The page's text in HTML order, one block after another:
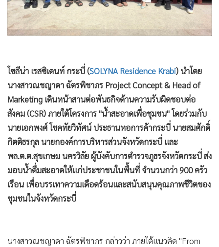
• เศรษฐกิจ-ธุรกิจ
• จีน
• ชุมชน-คุณภาพชีวิต
• Motoring
• เกม
• วิทยาศาสตร์
• SMEs
• หุ้น
• อินโดจีน
• กองทุนรวม
• Celeb Online
• Factcheck
• ญี่ปุ่น
โซลีน่า เรสซิเดนท์ กระบี่ (SOLYNA Residence Krabi) นำโดย
นางสาวณชญาดา ฉัตรพิชาภร Project Concept & Head of
Marketing เดินหน้าสานต่อพันธกิจด้านความรับผิดชอบต่อ
สังคม (CSR) ภายใต้โครงการ "น้ำสะอาดเพื่อชุมชน" โดยร่วมกับ
นายเอกพงศ์ โชคทัยวิทัศน์ ประธานหอการค้ากระบี่ นายสมศักดิ์
กิตติธรกุล นายกองค์การบริหารส่วนจังหวัดกระบี่ และ
พล.ต.ต.สุขเกษม นครวิลัย ผู้บังคับการตำรวจภูธรจังหวัดกระบี่ ส่ง
มอบน้ำดื่มสะอาดให้แก่ประชาชนในพื้นที่ จำนวนกว่า 900 ครัว
เรือน เพื่อบรรเทาความเดือดร้อนและสนับสนุนคุณภาพชีวิตของ
ชุมชนในจังหวัดกระบี่